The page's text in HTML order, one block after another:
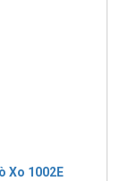
Xo 1002E